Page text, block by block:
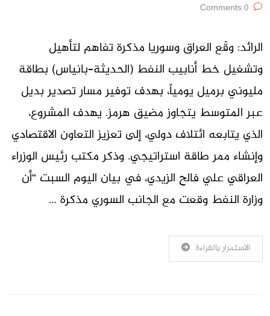
الرائد: وقّع العراق وسوريا مذكرة تفاهم لتأهيل
وتشغيل خط أنابيب النفط (الحديثة–بانياس) بطاقة
مليوني برميل يومياً، بهدف توفير مسار تصدير بديل
عبر المتوسط يتجاوز مضيق هرمز. يهدف المشروع،
الذي يتابعه ائتلاف دولي، إلى تعزيز التعاون الاقتصادي
وإنشاء ممر طاقة استراتيجي. وذكر مكتب رئيس الوزراء
العراقي علي فالح الزيدي، في بيان اليوم السبت “أن
وزارة النفط وقعت مع الجانب السوري مذكرة …
الاستمرار بالقراءة